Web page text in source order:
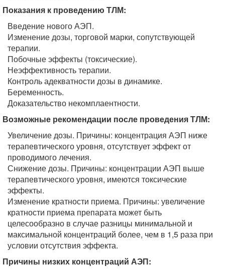
Показания к проведению ТЛМ:
Введение нового АЭП.
Изменение дозы, торговой марки, сопутствующей
терапии.
Побочные эффекты (токсические).
Неэффективность терапии.
Контроль адекватности дозы в динамике.
Беременность.
Доказательство некомплаентности.
Возможные рекомендации после проведения ТЛМ:
Увеличение дозы. Причины: концентрация АЭП ниже
терапевтического уровня, отсутствует эффект от
проводимого лечения.
Снижение дозы. Причины: концентрации АЭП выше
терапевтического уровня, имеются токсические
эффекты.
Изменение кратности приема. Причины: увеличение
кратности приема препарата может быть
целесообразно в случае разницы минимальной и
максимальной концентраций более, чем в 1,5 раза при
условии отсутствия эффекта.
Причины низких концентраций АЭП: